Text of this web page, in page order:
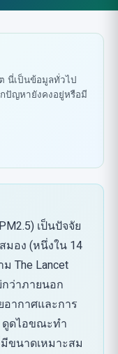
นี่เป็นข้อมูลทั่วไป
ปัญหายังคงอยู่หรือมี
เป็นปัจจัย
มอง (หนึ่งใน 14
The Lancet
ว่าภายนอก
ากาศและการ
ดูดไอขณะทำ
มีขนาดเหมาะสม